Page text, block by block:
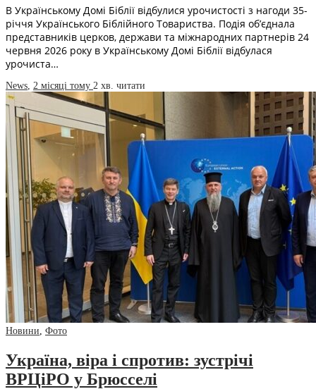
В Українському Домі Біблії відбулися урочистості з нагоди 35-
річчя Українського Біблійного Товариства. Подія об’єднала
представників церков, держави та міжнародних партнерів 24
червня 2026 року в Українському Домі Біблії відбулася
урочиста…
News, 2 місяці тому 2 хв. читати
Новини, Фото
Україна, віра і спротив: зустрічі
ВРЦіРО у Брюсселі